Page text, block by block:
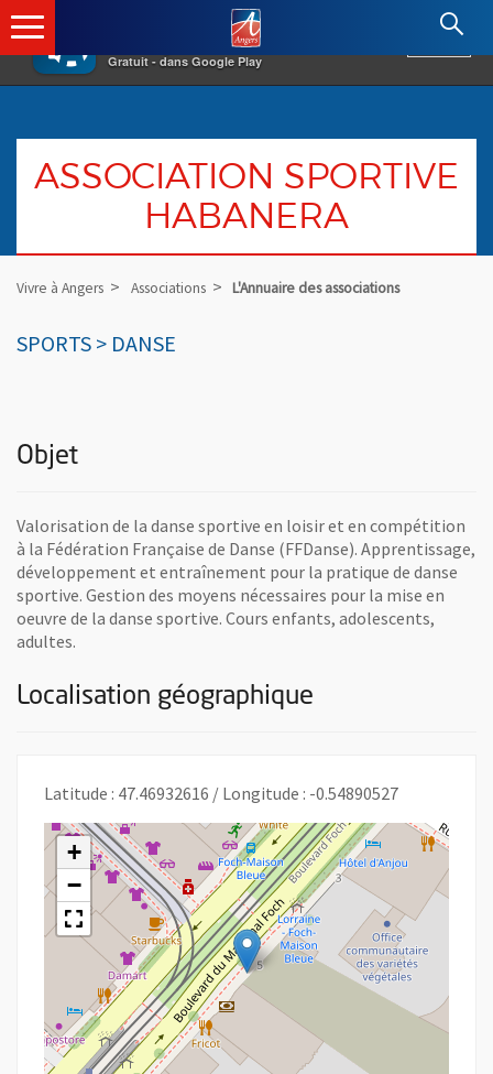
×
Gratuit - dans Google Play
Angers.fr : Retour à l'accueil
ASSOCIATION SPORTIVE
HABANERA
Vivre à Angers Associations L'Annuaire des associations
SPORTS > DANSE
Objet
Valorisation de la danse sportive en loisir et en compétition
à la Fédération Française de Danse (FFDanse). Apprentissage,
développement et entraînement pour la pratique de danse
sportive. Gestion des moyens nécessaires pour la mise en
oeuvre de la danse sportive. Cours enfants, adolescents,
adultes.
Localisation géographique
Latitude : 47.46932616 / Longitude : -0.54890527
+
−